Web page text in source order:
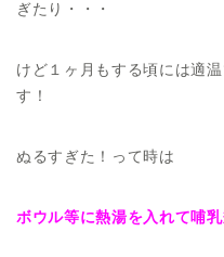
ぎたり・・・
けど１ヶ月もする頃には適
す！
ぬるすぎた！って時は
ボウル等に熱湯を入れて哺